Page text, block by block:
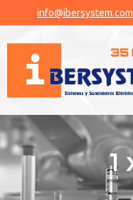
info@ibersystem.com
1
You are here: